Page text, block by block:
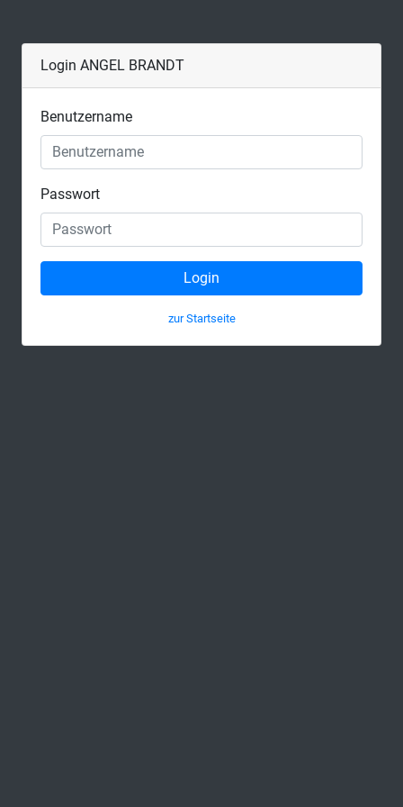
Login ANGEL BRANDT
Benutzername
Passwort
Login
zur Startseite